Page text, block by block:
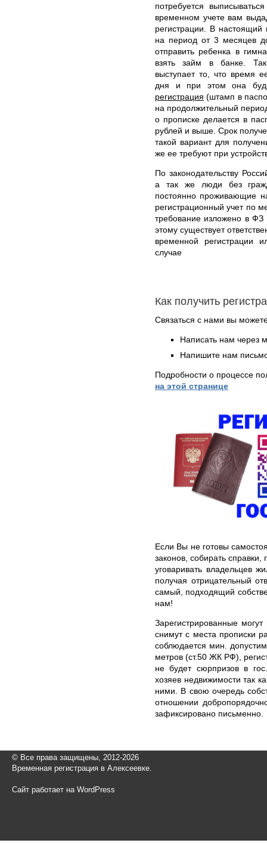
потребуется
временном учете вам
регистрации. В
на период от 3 месяцев
отправить ребенка в
взять займ в банке.
выступает то, что время
дня и при этом она
регистрация (штамп в
на продолжительный
о прописке делается в
рублей и выше. Срок
такой вариант для
же ее требуют при
По законодательству
а так же люди без
постоянно проживающие
регистрационный учет по
требование изложено в
этому существует
временной регистрации
случае
Как получить
Связаться с нами вы
Написать нам через
Напишите нам
Подробности о процессе
на этой странице
Если Вы не готовы
законов, собирать справки,
уговаривать владельцев
получая отрицательный
самый, подходящий
нам!
Зарегистрированные
снимут с места прописки
соблюдается мин.
метров (ст.50 ЖК РФ),
не будет сюрпризов в
хозяев недвижимости так
ними. В свою очередь
отношении
зафиксировано письменно.
© Все права защищены, 2012-2026
Временная регистрация в Алексеевке.
Сайт работает на WordPress